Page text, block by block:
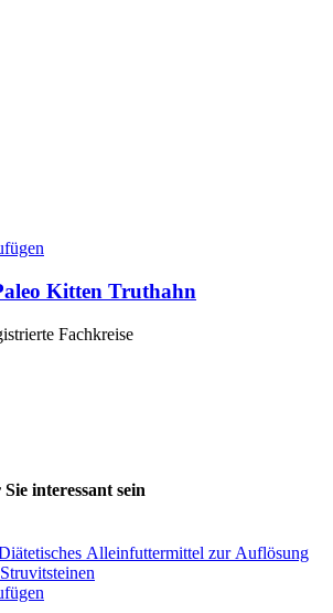
Kitten Truthahn
Fachkreise
interessant sein